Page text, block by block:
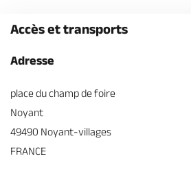
Accès et transports
Adresse
place du champ de foire
Noyant
49490 Noyant-villages
FRANCE